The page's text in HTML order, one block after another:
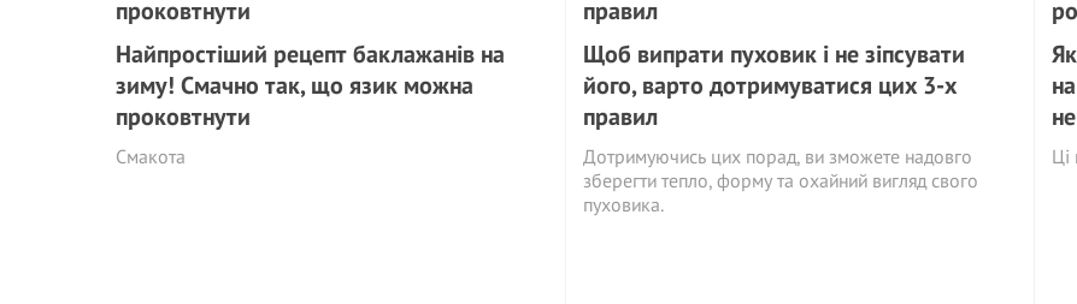
Найпростіший рецепт баклажанів на
зиму! Смачно так, що язик можна
проковтнути
Смакота
Щоб випрати пуховик і не зіпсувати
його, варто дотримуватися цих 3-х
правил
Дотримуючись цих порад, ви зможете надовго
зберегти тепло, форму та охайний вигляд свого
пуховика.
Ці